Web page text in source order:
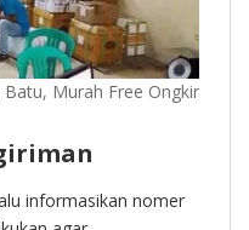
informasikan nomer